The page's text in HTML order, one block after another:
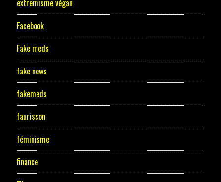
extremisme végan
Facebook
Fake meds
fake news
fakemeds
faurisson
féminisme
finance